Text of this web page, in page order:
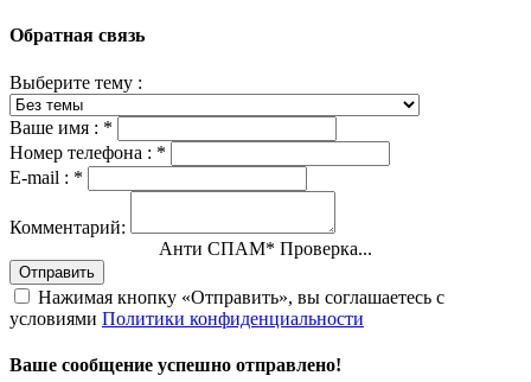
Обратная связь
Выберите тему :
Ваше имя : *
Номер телефона : *
E-mail : *
Комментарий:
Анти СПАМ* Проверка...
Отправить
Нажимая кнопку «Отправить», вы соглашаетесь с
условиями Политики конфиденциальности
Ваше сообщение успешно отправлено!